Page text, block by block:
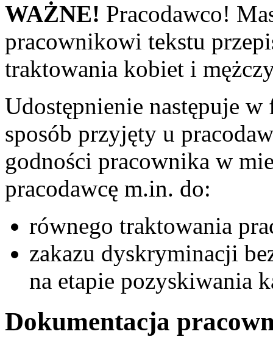
WAŻNE! Pracodawco!
pracownikowi tekstu
traktowania kobiet i
Udostępnienie następuje
sposób przyjęty u
godności pracownika w
pracodawcę m.in. do:
równego traktowania
zakazu dyskryminacji
na etapie pozyskiwania
Dokumentacja